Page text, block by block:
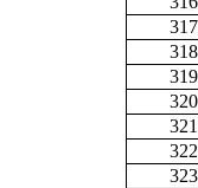
317
318
319
320
321
322
323